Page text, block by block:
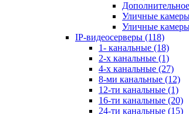
Уличные
Уличные
IP-видеосерверы (118)
1- канальные (18)
2-х канальные (1)
4-х канальные (27)
8-ми канальные (12)
12-ти канальные (1)
16-ти канальные (20)
24-ти канальные (15)